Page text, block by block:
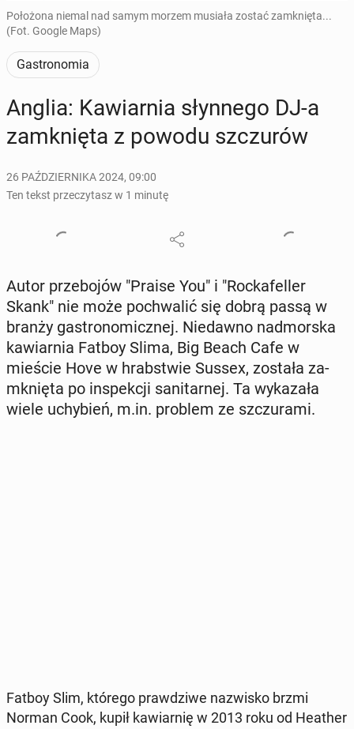
Położona niemal nad samym morzem musiała zostać zamknięta...
(Fot. Google Maps)
Gastronomia
Anglia: Ka­wiar­nia słyn­ne­go DJ-a
za­mknię­ta z powodu szczu­rów
26 PAŹDZIERNIKA 2024, 09:00
Ten tekst przeczytasz w 1 minutę
Autor prze­bo­jów "Praise You" i "Roc­ka­fel­ler
Skank" nie może po­chwa­lić się dobrą passą w
branży ga­stro­no­micz­nej. Nie­daw­no nad­mor­ska
ka­wiar­nia Fatboy Slima, Big Beach Cafe w
mieście Hove w hrab­stwie Sussex, została za­
mknię­ta po in­spek­cji sa­ni­tar­nej. Ta wy­ka­za­ła
wiele uchy­bień, m.in. problem ze szczu­ra­mi.
Fatboy Slim, którego praw­dzi­we na­zwi­sko brzmi
Norman Cook, kupił ka­wiar­nię w 2013 roku od Heather